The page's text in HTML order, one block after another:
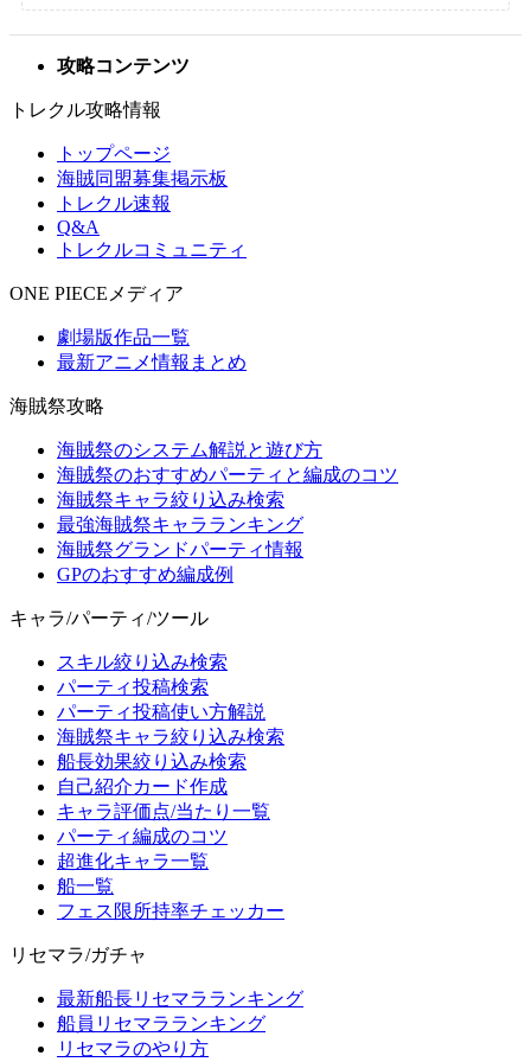
攻略コンテンツ
トレクル攻略情報
トップページ
海賊同盟募集掲示板
トレクル速報
Q&A
トレクルコミュニティ
ONE PIECEメディア
劇場版作品一覧
最新アニメ情報まとめ
海賊祭攻略
海賊祭のシステム解説と遊び方
海賊祭のおすすめパーティと編成のコツ
海賊祭キャラ絞り込み検索
最強海賊祭キャラランキング
海賊祭グランドパーティ情報
GPのおすすめ編成例
キャラ/パーティ/ツール
スキル絞り込み検索
パーティ投稿検索
パーティ投稿使い方解説
海賊祭キャラ絞り込み検索
船長効果絞り込み検索
自己紹介カード作成
キャラ評価点/当たり一覧
パーティ編成のコツ
超進化キャラ一覧
船一覧
フェス限所持率チェッカー
リセマラ/ガチャ
最新船長リセマラランキング
船員リセマラランキング
リセマラのやり方